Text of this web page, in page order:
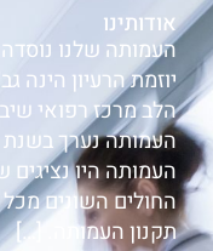
אודותינו
העמותה שלנו נוסדה
יוזמת הרעיון הינה
הלב מרכז רפואי
העמותה היו נציגים
החולים השונים
תקנון העמותה. […]